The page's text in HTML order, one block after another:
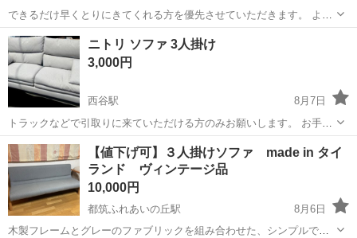
できるだけ早くとりにきてくれる方を優先させていただきます。 よろ
しくおねがいします。
神奈川 横浜市 東神奈川駅 ソファ
ニトリ ソファ 3人掛け
3,000円
西谷駅
8月7日
トラックなどで引取りに来ていただける方のみお願いします。 お手数
ですが、部屋の中から持ち出しも含めて対応して頂けると助かりま
す。 サイズは以下の通りです。 (約)幅189×奥行96×高さ93cm 定価は
約10万円です。...
神奈川 横浜市 西谷駅 ソファ
【値下げ可】３人掛けソファ made in タイ
ランド ヴィンテージ品
10,000円
都筑ふれあいの丘駅
8月6日
木製フレームとグレーのファブリックを組み合わせた、シンプルで圧